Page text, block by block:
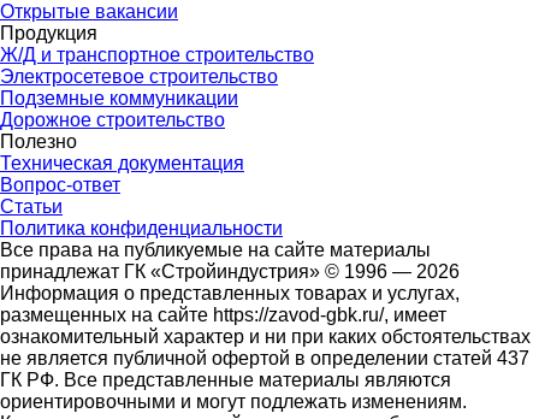
Открытые вакансии
Продукция
Ж/Д и транспортное строительство
Электросетевое строительство
Подземные коммуникации
Дорожное строительство
Полезно
Техническая документация
Вопрос-ответ
Статьи
Политика конфиденциальности
Все права на публикуемые на сайте материалы
принадлежат ГК «Стройиндустрия» © 1996 — 2026
Информация о представленных товарах и услугах,
размещенных на сайте https://zavod-gbk.ru/, имеет
ознакомительный характер и ни при каких обстоятельствах
не является публичной офертой в определении статей 437
ГК РФ. Все представленные материалы являются
ориентировочными и могут подлежать изменениям.